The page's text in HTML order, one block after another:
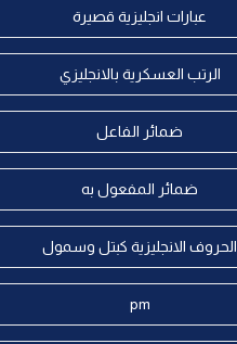
عبارات انجليزية قصيرة
الرتب العسكرية بالانجليزي
ضمائر الفاعل
ضمائر المفعول به
الحروف الانجليزية كبتل وسمول
pm